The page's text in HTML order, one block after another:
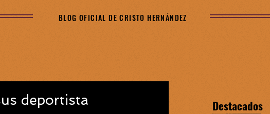
BLOG OFICIAL DE CRISTO HERNÁNDEZ
deportista Destacados